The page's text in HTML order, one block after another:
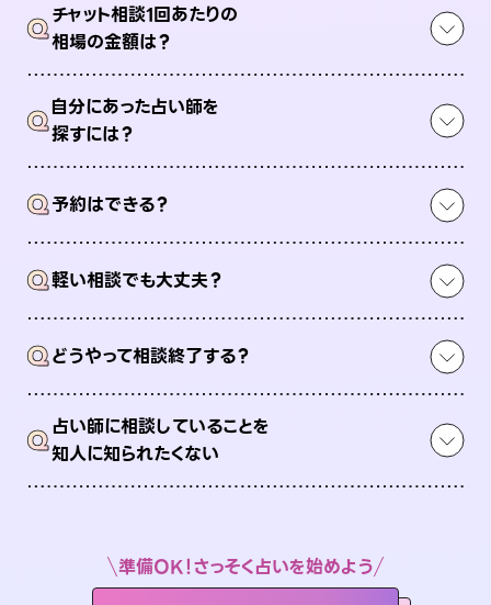
Qチャット相談1回あたりの
相場の金額は？
Q自分にあった占い師を
探すには？
Q予約はできる？
Q軽い相談でも大丈夫？
Qどうやって相談終了する？
Q占い師に相談していることを
知人に知られたくない
準備OK！さっそく占いを始めよう